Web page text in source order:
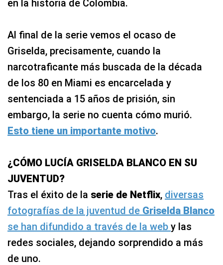
en la historia de Colombia.
Al final de la serie vemos el ocaso de
Griselda, precisamente, cuando la
narcotraficante más buscada de la década
de los 80 en Miami es encarcelada y
sentenciada a 15 años de prisión, sin
embargo, la serie no cuenta cómo murió.
Esto tiene un importante motivo.
¿CÓMO LUCÍA GRISELDA BLANCO EN SU
JUVENTUD?
Tras el éxito de la serie de Netflix, diversas
fotografías de la juventud de Griselda Blanco
se han difundido a través de la web y las
redes sociales, dejando sorprendido a más
de uno.